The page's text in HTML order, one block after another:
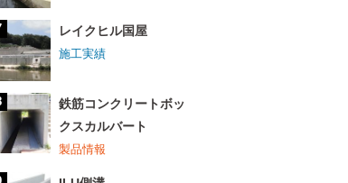
レイクヒル国屋
施工実績
鉄筋コンクリートボッ
クスカルバート
製品情報